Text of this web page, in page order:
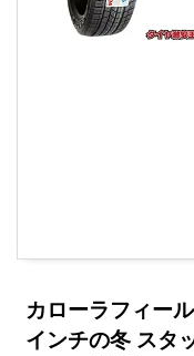
カローラフィー
インチの冬 スタ